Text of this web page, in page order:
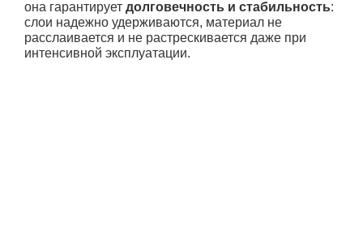
она гарантирует долговечность и стабильность:
слои надежно удерживаются, материал не
расслаивается и не растрескивается даже при
интенсивной эксплуатации.